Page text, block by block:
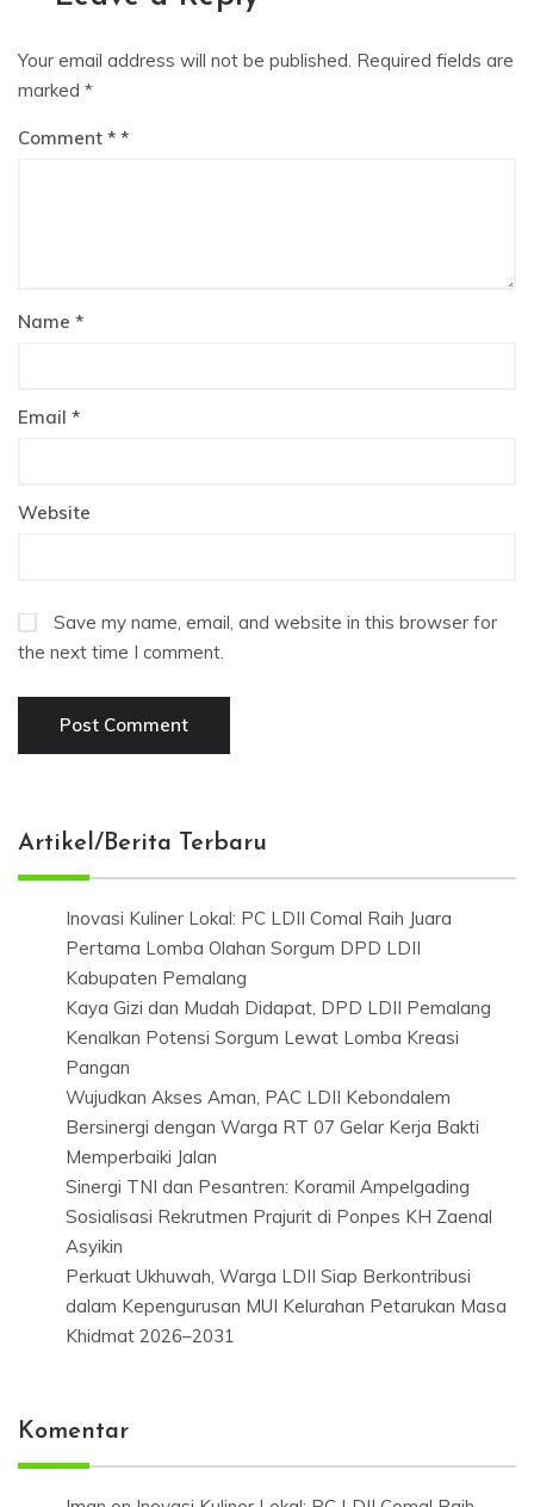
Your email address will not be published. Required fields are
marked *
Comment *
Name *
Email *
Website
Save my name, email, and website in this browser for
the next time I comment.
Artikel/Berita Terbaru
Inovasi Kuliner Lokal: PC LDII Comal Raih Juara
Pertama Lomba Olahan Sorgum DPD LDII
Kabupaten Pemalang
Kaya Gizi dan Mudah Didapat, DPD LDII Pemalang
Kenalkan Potensi Sorgum Lewat Lomba Kreasi
Pangan
Wujudkan Akses Aman, PAC LDII Kebondalem
Bersinergi dengan Warga RT 07 Gelar Kerja Bakti
Memperbaiki Jalan
Sinergi TNI dan Pesantren: Koramil Ampelgading
Sosialisasi Rekrutmen Prajurit di Ponpes KH Zaenal
Asyikin
Perkuat Ukhuwah, Warga LDII Siap Berkontribusi
dalam Kepengurusan MUI Kelurahan Petarukan Masa
Khidmat 2026–2031
Komentar